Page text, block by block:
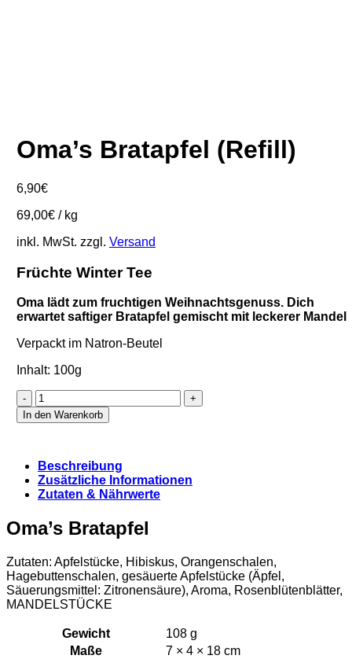
Oma’s Bratapfel (Refill)
6,90€
69,00€ / kg
inkl. MwSt. zzgl. Versand
Früchte Winter Tee
Oma lädt zum fruchtigen Weihnachtsgenuss. Dich
erwartet saftiger Bratapfel gemischt mit leckerer Mandel
Verpackt im Natron-Beutel
Inhalt: 100g
Oma's
Bratapfel
(Refill)
In den Warenkorb
Beschreibung
Zusätzliche Informationen
Zutaten & Nährwerte
Oma’s Bratapfel
Zutaten: Apfelstücke, Hibiskus, Orangenschalen,
Hagebuttenschalen, gesäuerte Apfelstücke (Äpfel,
Säuerungsmittel: Zitronensäure), Aroma, Rosenblütenblätter,
MANDELSTÜCKE
Gewicht
108 g
Maße
7 × 4 × 18 cm